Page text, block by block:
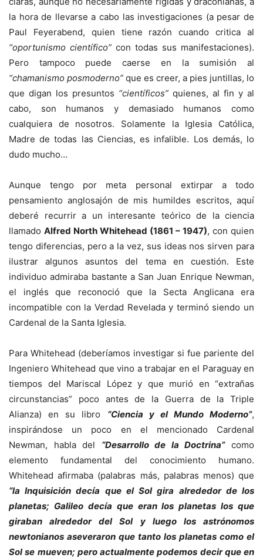
la hora de llevarse a cabo las investigaciones (a pesar de
Paul Feyerabend, quien tiene razón cuando critica al
“oportunismo científico” con todas sus manifestaciones).
Pero tampoco puede caerse en la sumisión al
“chamanismo posmoderno” que es creer, a pies juntillas, lo
que digan los presuntos “científicos” quienes, al fin y al
cabo, son humanos y demasiado humanos como
cualquiera de nosotros. Solamente la Iglesia Católica,
Madre de todas las Ciencias, es infalible. Los demás, lo
dudo mucho…
Aunque tengo por meta personal extirpar a todo
pensamiento anglosajón de mis humildes escritos, aquí
deberé recurrir a un interesante teórico de la ciencia
llamado Alfred North Whitehead (1861 – 1947), con quien
tengo diferencias, pero a la vez, sus ideas nos sirven para
ilustrar algunos asuntos del tema en cuestión. Este
individuo admiraba bastante a San Juan Enrique Newman,
el inglés que reconoció que la Secta Anglicana era
incompatible con la Verdad Revelada y terminó siendo un
Cardenal de la Santa Iglesia.
Para Whitehead (deberíamos investigar si fue pariente del
Ingeniero Whitehead que vino a trabajar en el Paraguay en
tiempos del Mariscal López y que murió en “extrañas
circunstancias” poco antes de la Guerra de la Triple
Alianza) en su libro “Ciencia y el Mundo Moderno”,
inspirándose un poco en el mencionado Cardenal
Newman, habla del “Desarrollo de la Doctrina”como
elemento fundamental del conocimiento humano.
Whitehead afirmaba (palabras más, palabras menos) que
“la Inquisición decía que el Sol gira alrededor de los
planetas; Galileo decía que eran los planetas los que
giraban alrededor del Sol y luego los astrónomos
newtonianos aseveraron que tanto los planetas como el
Sol se mueven; pero actualmente podemos decir que en